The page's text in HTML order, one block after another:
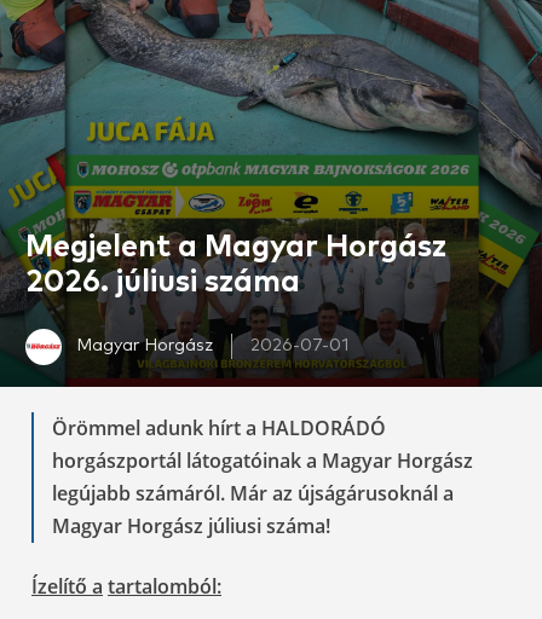
Megjelent a Magyar Horgász
2026. júliusi száma
Magyar Horgász 2026-07-01
Örömmel adunk hírt a HALDORÁDÓ
horgászportál látogatóinak a Magyar Horgász
legújabb számáról. Már az újságárusoknál a
Magyar Horgász júliusi száma!
Ízelítő a tartalomból: